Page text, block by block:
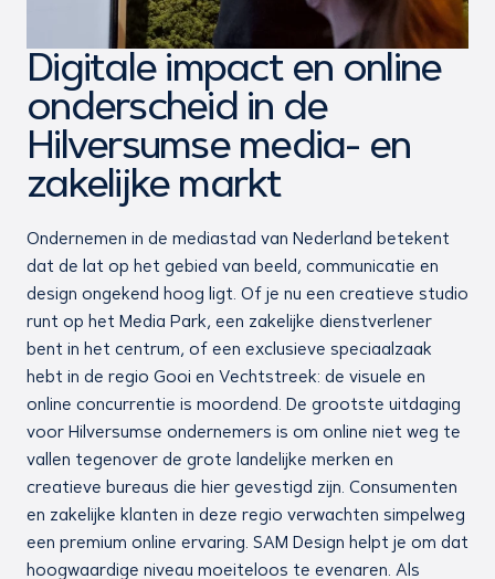
Digitale impact en online
onderscheid in de
Hilversumse media- en
zakelijke markt
Ondernemen in de mediastad van Nederland betekent
dat de lat op het gebied van beeld, communicatie en
design ongekend hoog ligt. Of je nu een creatieve studio
runt op het Media Park, een zakelijke dienstverlener
bent in het centrum, of een exclusieve speciaalzaak
hebt in de regio Gooi en Vechtstreek: de visuele en
online concurrentie is moordend. De grootste uitdaging
voor Hilversumse ondernemers is om online niet weg te
vallen tegenover de grote landelijke merken en
creatieve bureaus die hier gevestigd zijn. Consumenten
en zakelijke klanten in deze regio verwachten simpelweg
een premium online ervaring. SAM Design helpt je om dat
hoogwaardige niveau moeiteloos te evenaren. Als